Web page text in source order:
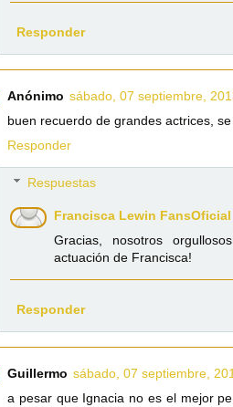
Responder
Anónimo sábado, 07 septiembre,
buen recuerdo de grandes actrices,
Responder
Respuestas
Francisca Lewin FansOficial
Gracias, nosotros
actuación de Francisca!
Responder
Guillermo sábado, 07 septiembre,
a pesar que Ignacia no es el mejor